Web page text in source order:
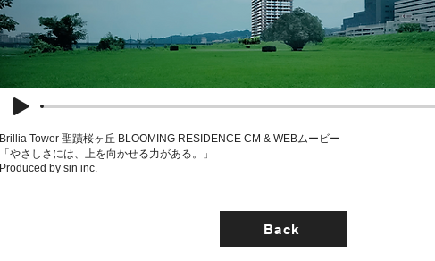
Brillia Tower 聖蹟桜ヶ丘 BLOOMING RESIDENCE CM & WEBムービー
「やさしさには、上を向かせる力がある。」
Produced by sin inc.
Back